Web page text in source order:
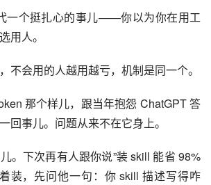
一个挺扎心的事儿——你以为你在用工
用人。
不会用的人越用越亏，机制是同一个。
那个样儿，跟当年抱怨 ChatGPT 答
回事儿。问题从来不在它身上。
。下次再有人跟你说”装 skill 能省 98%
装，先问他一句：你 skill 描述写得咋